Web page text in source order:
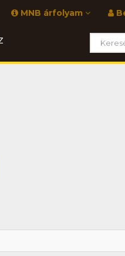
MNB árfolyam